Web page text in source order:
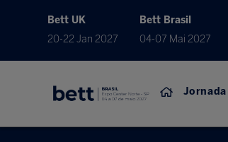
Bett UK
20-22 Jan 2027
Bett Brasil
04-07 Mai 2027